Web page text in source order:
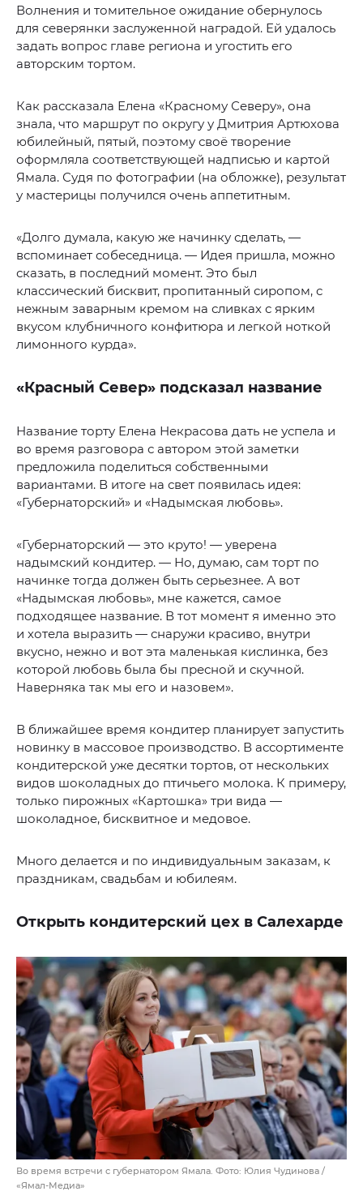
Волнения и томительное ожидание обернулось
для северянки заслуженной наградой. Ей удалось
задать вопрос главе региона и угостить его
авторским тортом.
Как рассказала Елена «Красному Северу», она
знала, что маршрут по округу у Дмитрия Артюхова
юбилейный, пятый, поэтому своё творение
оформляла соответствующей надписью и картой
Ямала. Судя по фотографии (на обложке), результат
у мастерицы получился очень аппетитным.
«Долго думала, какую же начинку сделать, —
вспоминает собеседница. — Идея пришла, можно
сказать, в последний момент. Это был
классический бисквит, пропитанный сиропом, с
нежным заварным кремом на сливках с ярким
вкусом клубничного конфитюра и легкой ноткой
лимонного курда».
«Красный Север» подсказал название
Название торту Елена Некрасова дать не успела и
во время разговора с автором этой заметки
предложила поделиться собственными
вариантами. В итоге на свет появилась идея:
«Губернаторский» и «Надымская любовь».
«Губернаторский — это круто! — уверена
надымский кондитер. — Но, думаю, сам торт по
начинке тогда должен быть серьезнее. А вот
«Надымская любовь», мне кажется, самое
подходящее название. В тот момент я именно это
и хотела выразить — снаружи красиво, внутри
вкусно, нежно и вот эта маленькая кислинка, без
которой любовь была бы пресной и скучной.
Наверняка так мы его и назовем».
В ближайшее время кондитер планирует запустить
новинку в массовое производство. В ассортименте
кондитерской уже десятки тортов, от нескольких
видов шоколадных до птичьего молока. К примеру,
только пирожных «Картошка» три вида —
шоколадное, бисквитное и медовое.
Много делается и по индивидуальным заказам, к
праздникам, свадьбам и юбилеям.
Открыть кондитерский цех в Салехарде
Во время встречи с губернатором Ямала. Фото: Юлия Чудинова /
«Ямал-Медиа»